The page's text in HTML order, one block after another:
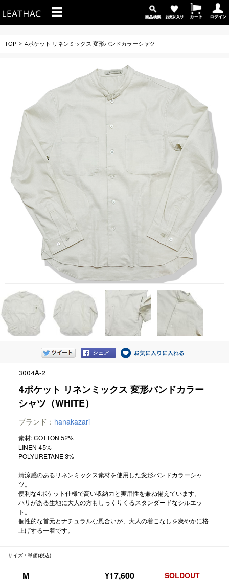
TOP 4ポケット リネンミックス 変形バンドカラーシャツ
3004A-2
4ポケット リネンミックス 変形バンドカラー
シャツ（WHITE）
ブランド： hanakazari
素材: COTTON 52%
LINEN 45%
POLYURETANE 3%
清涼感のあるリネンミックス素材を使用した変形バンドカラーシャ
ツ。
便利な4ポケット仕様で高い収納力と実用性を兼ね備えています。
ハリがある生地に大人の方もしっくりくるスタンダードなシルエッ
ト。
個性的な首元とナチュラルな風合いが、大人の着こなしを爽やかに格
上げする一着です。
サイズ / 単価(税込)
M ¥17,600 SOLDOUT